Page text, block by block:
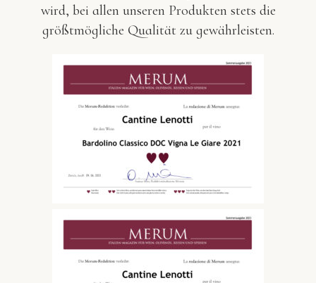
wird, bei allen unseren Produkten stets die
größtmögliche Qualität zu gewährleisten.